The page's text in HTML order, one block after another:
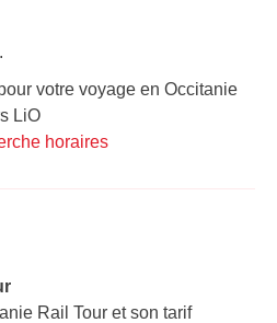
votre voyage en Occitanie
LiO
horaires
Rail Tour et son tarif